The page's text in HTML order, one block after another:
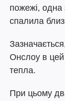
пожежі, одна
спалила
Онслоу в цей
тепла.
При цьому